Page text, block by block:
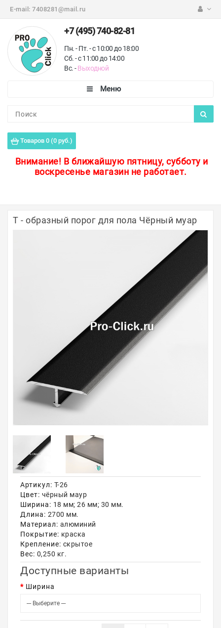
E-mail: 7408281@mail.ru
+7 (495) 740-82-81
Пн. - Пт. - с 10:00 до 18:00
Сб. - с 11:00 до 14:00
Вс. -Выходной
Товаров 0 (0 руб.)
Внимание! В ближайшую пятницу, субботу и
воскресенье магазин не работает.
Пороги для пола
Защитные уголки
Крепёж и крепления
Садовая мебель
Оплата
Доставка
Контакты
Акции
Т - образный порог для пола Чёрный муар
Артикул: Т-26
Цвет: чёрный маур
Ширина: 18 мм; 26 мм; 30 мм.
Длина: 2700 мм.
Материал: алюминий
Покрытие: краска
Крепление: скрытое
Вес: 0,250 кг.
Доступные варианты
Ширина